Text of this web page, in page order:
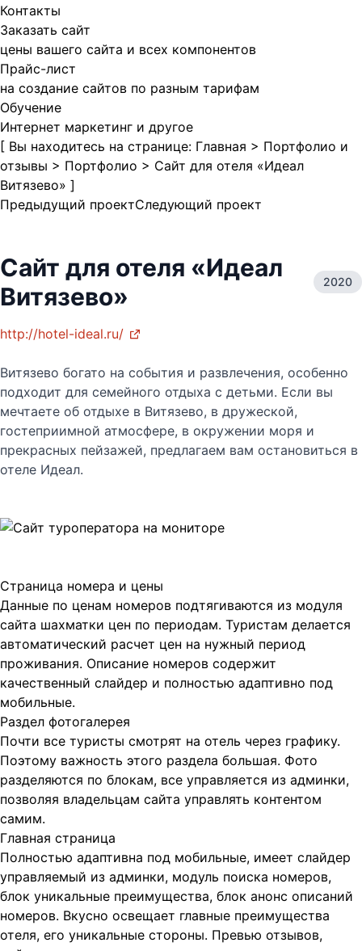
Контакты
Заказать сайт
цены вашего сайта и всех компонентов
Прайс-лист
на создание сайтов по разным тарифам
Обучение
Интернет маркетинг и другое
[ Вы находитесь на странице: Главная > Портфолио и
отзывы > Портфолио > Сайт для отеля «Идеал
Витязево» ]
Предыдущий проектСледующий проект
Сайт для отеля «Идеал
Витязево»
2020
http://hotel-ideal.ru/
Витязево богато на события и развлечения, особенно
подходит для семейного отдыха с детьми. Если вы
мечтаете об отдыхе в Витязево, в дружеской,
гостеприимной атмосфере, в окружении моря и
прекрасных пейзажей, предлагаем вам остановиться в
отеле Идеал.
Страница номера и цены
Данные по ценам номеров подтягиваются из модуля
сайта шахматки цен по периодам. Туристам делается
автоматический расчет цен на нужный период
проживания. Описание номеров содержит
качественный слайдер и полностью адаптивно под
мобильные.
Раздел фотогалерея
Почти все туристы смотрят на отель через графику.
Поэтому важность этого раздела большая. Фото
разделяются по блокам, все управляется из админки,
позволяя владельцам сайта управлять контентом
самим.
Главная страница
Полностью адаптивна под мобильные, имеет слайдер
управляемый из админки, модуль поиска номеров,
блок уникальные преимущества, блок анонс описаний
номеров. Вкусно освещает главные преимущества
отеля, его уникальные стороны. Превью отзывов,